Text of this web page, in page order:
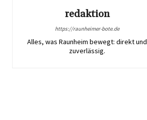
redaktion
https://raunheimer-bote.de
Alles, was Raunheim bewegt: direkt und
zuverlässig.